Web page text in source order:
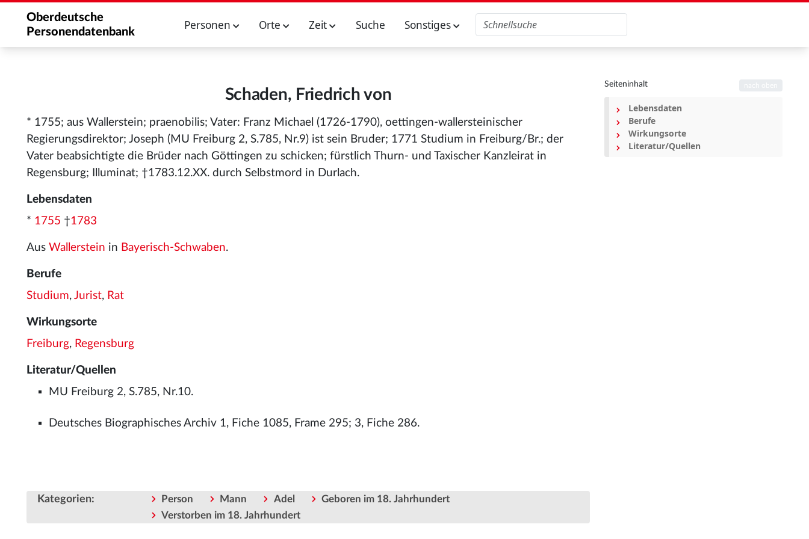
Oberdeutsche
Personendatenbank
Personen Orte Zeit Suche Sonstiges
Schaden, Friedrich von
* 1755; aus Wallerstein; praenobilis; Vater: Franz Michael (1726-1790), oettingen-wallersteinischer
Regierungsdirektor; Joseph (MU Freiburg 2, S.785, Nr.9) ist sein Bruder; 1771 Studium in Freiburg/Br.; der
Vater beabsichtigte die Brüder nach Göttingen zu schicken; fürstlich Thurn- und Taxischer Kanzleirat in
Regensburg; Illuminat; †1783.12.XX. durch Selbstmord in Durlach.
Lebensdaten
* 1755 †1783
Aus Wallerstein in Bayerisch-Schwaben.
Berufe
Studium, Jurist, Rat
Wirkungsorte
Freiburg, Regensburg
Literatur/Quellen
MU Freiburg 2, S.785, Nr.10.
Deutsches Biographisches Archiv 1, Fiche 1085, Frame 295; 3, Fiche 286.
Kategorien: Person Mann Adel
Geboren im 18. Jahrhundert
Verstorben im 18. Jahrhundert
Seiteninhalt
Lebensdaten
Berufe
Wirkungsorte
Literatur/Quellen